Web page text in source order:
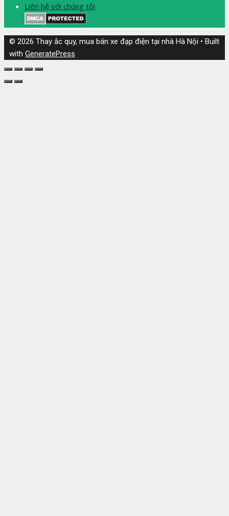
Liên hệ với chúng tôi
© 2026 Thay ắc quy, mua bán xe đạp điện tại nhà Hà Nội • Built
with GeneratePress